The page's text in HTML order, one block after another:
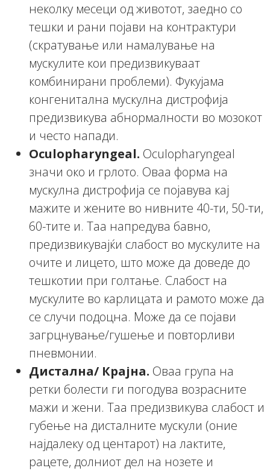
неколку месеци од животот, заедно со
тешки и рани појави на контрактури
(скратување или намалување на
мускулите кои предизвикуваат
комбинирани проблеми). Фукујама
конгенитална мускулна дистрофија
предизвикува абнормалности во мозокот
и често напади.
Oculopharyngeal. Oculopharyngeal
значи око и грлото. Оваа форма на
мускулна дистрофија се појавува кај
мажите и жените во нивните 40-ти, 50-ти,
60-тите и. Таа напредува бавно,
предизвикувајќи слабост во мускулите на
очите и лицето, што може да доведе до
тешкотии при голтање. Слабост на
мускулите во карлицата и рамото може да
се случи подоцна. Може да се појави
загрцнување/гушење и повторливи
пневмонии.
Дистална/ Крајна. Оваа група на
ретки болести ги погодува возрасните
мажи и жени. Таа предизвикува слабост и
губење на дисталните мускули (оние
најдалеку од центарот) на лактите,
рацете, долниот дел на нозете и